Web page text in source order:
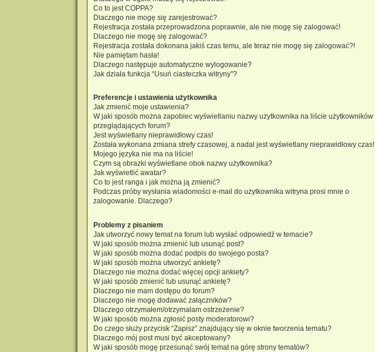
Co to jest COPPA?
Dlaczego nie mogę się zarejestrować?
Rejestracja została przeprowadzona poprawnie, ale nie mogę się zalogować!
Dlaczego nie mogę się zalogować?
Rejestracja została dokonana jakiś czas temu, ale teraz nie mogę się zalogować?!
Nie pamiętam hasła!
Dlaczego następuje automatyczne wylogowanie?
Jak działa funkcja “Usuń ciasteczka witryny”?
Preferencje i ustawienia użytkownika
Jak zmienić moje ustawienia?
W jaki sposób można zapobiec wyświetlaniu nazwy użytkownika na liście użytkowników
przeglądających forum?
Jest wyświetlany nieprawidłowy czas!
Została wykonana zmiana strefy czasowej, a nadal jest wyświetlany nieprawidłowy czas!
Mojego języka nie ma na liście!
Czym są obrazki wyświetlane obok nazwy użytkownika?
Jak wyświetlić awatar?
Co to jest ranga i jak można ją zmienić?
Podczas próby wysłania wiadomości e-mail do użytkownika witryna prosi mnie o
zalogowanie. Dlaczego?
Problemy z pisaniem
Jak utworzyć nowy temat na forum lub wysłać odpowiedź w temacie?
W jaki sposób można zmienić lub usunąć post?
W jaki sposób można dodać podpis do swojego posta?
W jaki sposób można utworzyć ankietę?
Dlaczego nie można dodać więcej opcji ankiety?
W jaki sposób zmienić lub usunąć ankietę?
Dlaczego nie mam dostępu do forum?
Dlaczego nie mogę dodawać załączników?
Dlaczego otrzymałem/otrzymałam ostrzeżenie?
W jaki sposób można zgłosić posty moderatorowi?
Do czego służy przycisk “Zapisz” znajdujący się w oknie tworzenia tematu?
Dlaczego mój post musi być akceptowany?
W jaki sposób mogę przesunąć swój temat na górę strony tematów?